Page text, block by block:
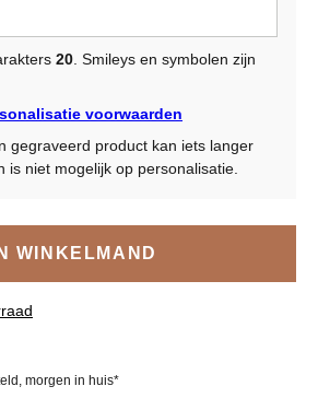
20. Smileys en symbolen zijn
voorwaarden
gegraveerd product kan iets langer
is niet mogelijk op personalisatie.
WINKELMAND
morgen in huis*